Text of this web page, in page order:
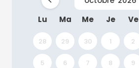
Lu
Ma Me Je Ve
28 29 30 1 2
5 6 7 8 9